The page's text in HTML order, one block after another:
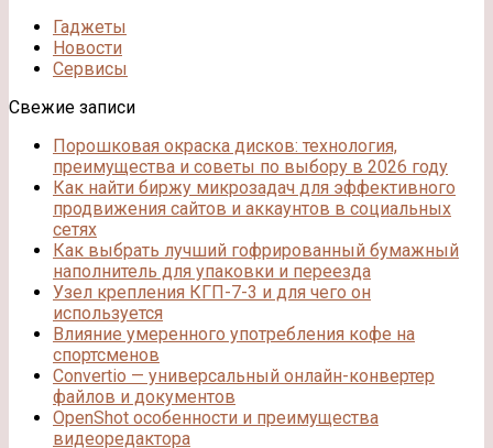
Гаджеты
Новости
Сервисы
Свежие записи
Порошковая окраска дисков: технология,
преимущества и советы по выбору в 2026 году
Как найти биржу микрозадач для эффективного
продвижения сайтов и аккаунтов в социальных
сетях
Как выбрать лучший гофрированный бумажный
наполнитель для упаковки и переезда
Узел крепления КГП-7-3 и для чего он
используется
Влияние умеренного употребления кофе на
спортсменов
Convertio — универсальный онлайн-конвертер
файлов и документов
OpenShot особенности и преимущества
видеоредактора